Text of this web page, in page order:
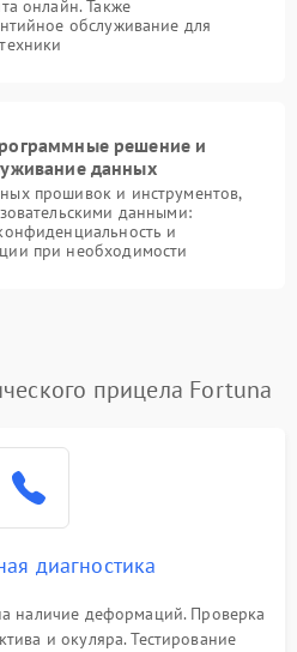
онлайн. Также
обслуживание для
решение и
данных
прошивок и инструментов,
данными:
и
при необходимости
прицела Fortuna
диагностика
наличие деформаций. Проверка
и окуляра. Тестирование